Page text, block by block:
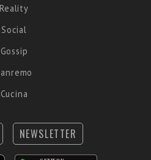
Reality
Social
Gossip
Cucina
NEWSLETTER